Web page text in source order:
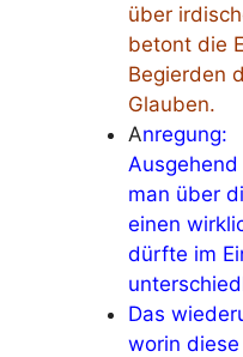
über
betont die
Begierden
Glauben.
Anregung:
man über
einen
dürfte im
Das
worin